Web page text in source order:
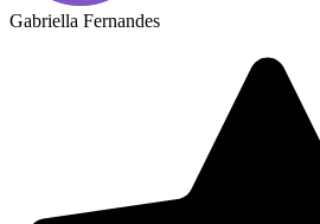
Gabriella Fernandes